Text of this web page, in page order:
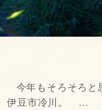
今年もそろそろと
伊豆市冷川。 …